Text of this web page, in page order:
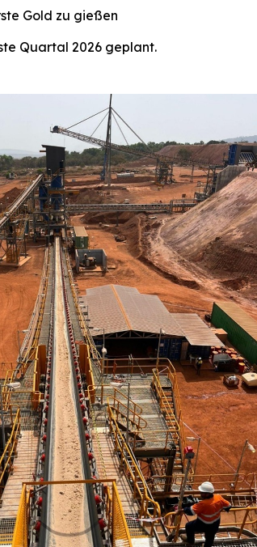
Gold zu gießen
Quartal 2026 geplant.